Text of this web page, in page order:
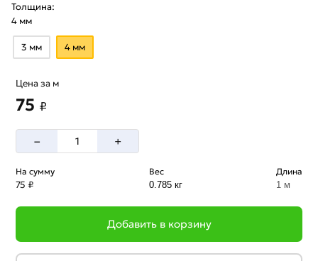
Толщина:
4 мм
3 мм 4 мм
Цена за м
75 ₽
– +
На сумму
75 ₽
Вес
0.785 кг
Длина
1 м
Добавить в корзину